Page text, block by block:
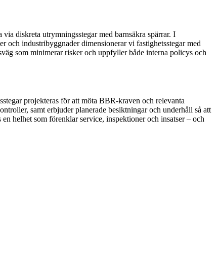
diskreta utrymningsstegar med barnsäkra spärrar. I
och industribyggnader dimensionerar vi fastighetsstegar med
som minimerar risker och uppfyller både interna policys och
projekteras för att möta BBR-kraven och relevanta
samt erbjuder planerade besiktningar och underhåll så att
helhet som förenklar service, inspektioner och insatser – och